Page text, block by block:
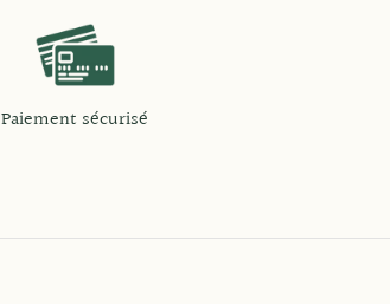
Paiement sécurisé